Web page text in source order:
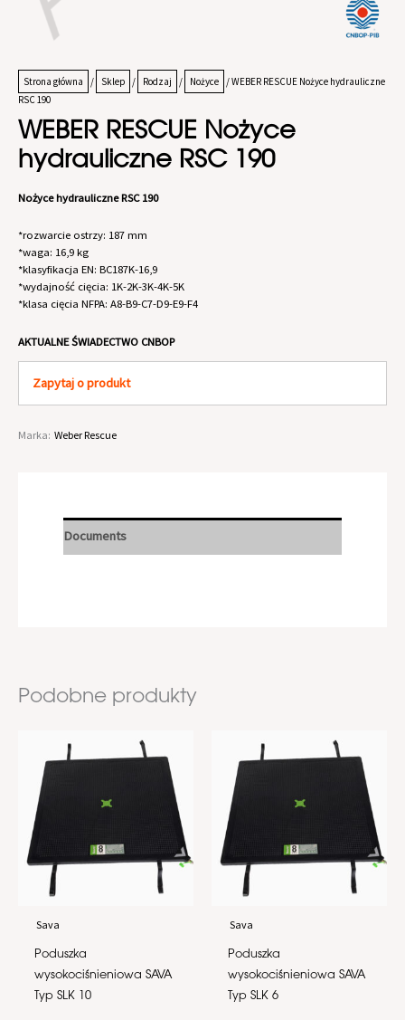
Strona główna / Sklep / Rodzaj / Nożyce
/ WEBER RESCUE Nożyce hydrauliczne
RSC 190
WEBER RESCUE Nożyce
hydrauliczne RSC 190
Nożyce hydrauliczne RSC 190
*rozwarcie ostrzy: 187 mm
*waga: 16,9 kg
*klasyfikacja EN: BC187K-16,9
*wydajność cięcia: 1K-2K-3K-4K-5K
*klasa cięcia NFPA: A8-B9-C7-D9-E9-F4
AKTUALNE ŚWIADECTWO CNBOP
Zapytaj o produkt
Marka: Weber Rescue
Documents
Podobne produkty
Sava
Poduszka
wysokociśnieniowa SAVA
Typ SLK 10
Sava
Poduszka
wysokociśnieniowa SAVA
Typ SLK 6